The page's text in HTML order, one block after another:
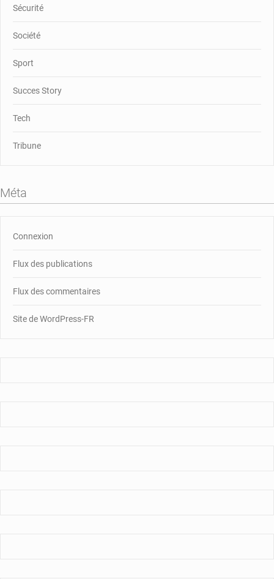
Sécurité
Société
Sport
Succes Story
Tech
Tribune
Méta
Connexion
Flux des publications
Flux des commentaires
Site de WordPress-FR